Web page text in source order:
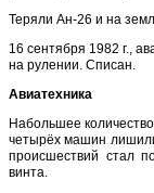
Теряли Ан-26 и на
16 сентября 1982 г.,
на рулении. Списан.
Авиатехника
Набольшее
четырёх машин
происшествий стал
винта.